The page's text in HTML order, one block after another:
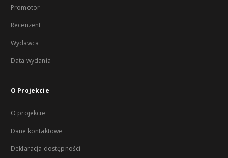
Promotor
Recenzent
Wydawca
Data wydania
O Projekcie
O projekcie
Dane kontaktowe
Deklaracja dostępności